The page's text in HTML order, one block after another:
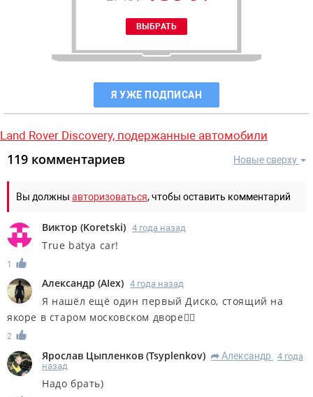
Я УЖЕ ПОДПИСАН
Land Rover Discovery, подержанные автомобили
Новые сверху
119 комментариев
Вы должны авторизоваться, чтобы оставить комментарий
Виктор (Koretski) 4 года назад
True batya car!
1
Александр (AIex) 4 года назад
Я нашёл ещё один первый Диско, стоящий на
якоре в старом московском дворе👍🏻
2
Ярослав Цыпленков (Tsyplenkov) R Александр
4 года
назад
Надо брать)